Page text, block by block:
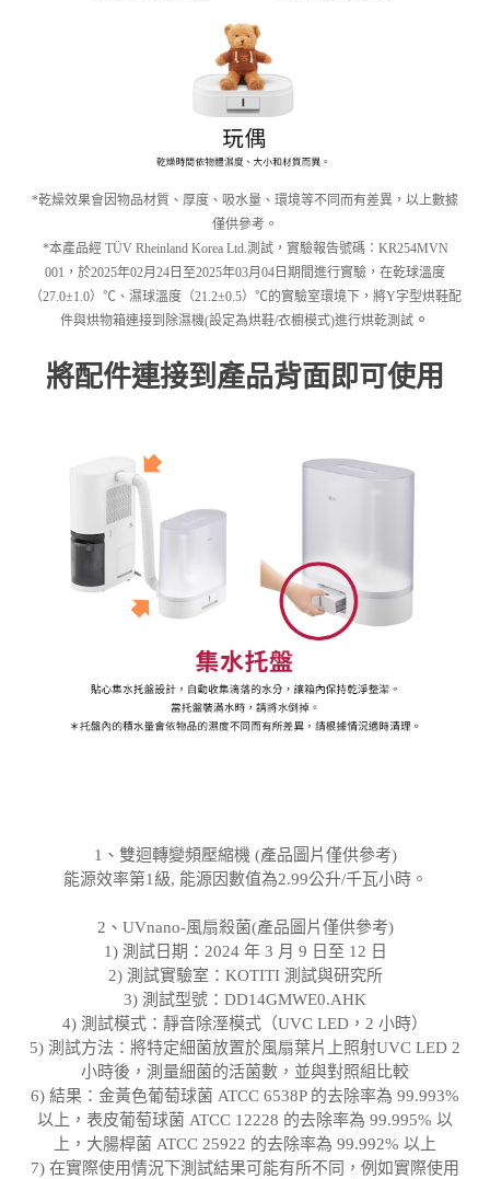
*乾燥效果會因物品材質、厚度、吸水量、環境等不同而有差異，以上數據
僅供參考。
*本產品經 TÜV Rheinland Korea Ltd.測試，實驗報告號碼：KR254MVN
001，於2025年02月24日至2025年03月04日期間進行實驗，在乾球溫度
（27.0±1.0）℃、濕球溫度（21.2±0.5）℃的實驗室環境下，將Y字型烘鞋配
件與烘物箱連接到除濕機(設定為烘鞋/衣櫥模式)進行烘乾測試 。
將配件連接到產品背面即可使用
1、雙迴轉變頻壓縮機 (產品圖片僅供參考)
能源效率第1級, 能源因數值為2.99公升/千瓦小時。
2、UVnano-風扇殺菌(產品圖片僅供參考)
1) 測試日期：2024 年 3 月 9 日至 12 日
2) 測試實驗室：KOTITI 測試與研究所
3) 測試型號：DD14GMWE0.AHK
4) 測試模式：靜音除溼模式（UVC LED，2 小時）
5) 測試方法：將特定細菌放置於風扇葉片上照射UVC LED 2
小時後，測量細菌的活菌數，並與對照組比較
6) 結果：金黃色葡萄球菌 ATCC 6538P 的去除率為 99.993%
以上，表皮葡萄球菌 ATCC 12228 的去除率為 99.995% 以
上，大腸桿菌 ATCC 25922 的去除率為 99.992% 以上
7) 在實際使用情況下測試結果可能有所不同，例如實際使用